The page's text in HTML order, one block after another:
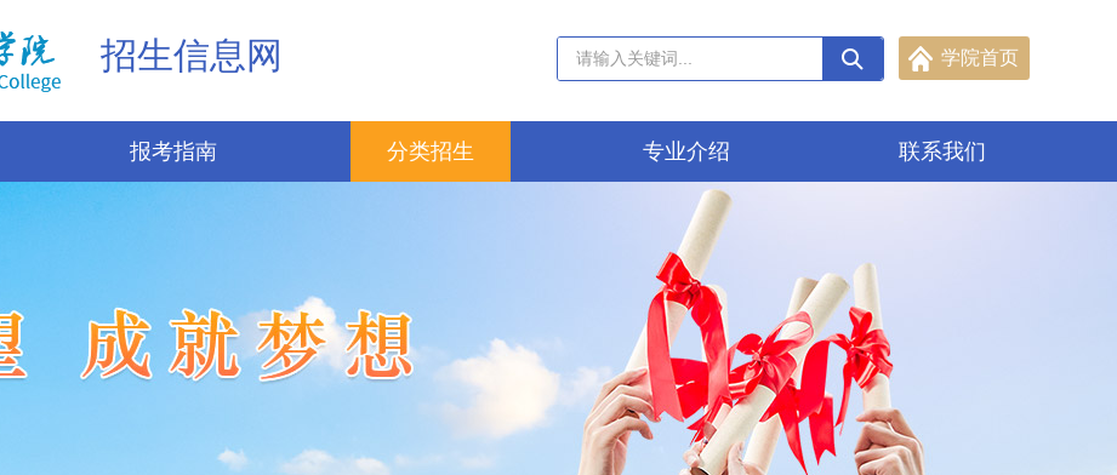
招生信息网 学院首页
报考指南
考试答疑
招生动态
分类招生
定向培养军士招生
专业介绍
机械电气工程学院
水利建筑工程学院
食品工程学院
数字商贸学院
信息与通信工程学院
现代服务学院
定向培养学院
联系我们